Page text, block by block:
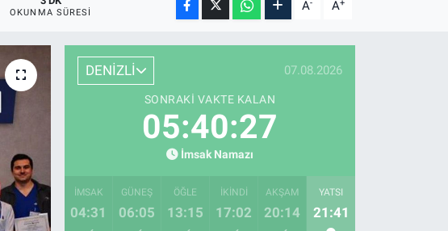
OKUNMA SÜRESI A- A+
DENİZLİ 07.08.2026
SONRAKI VAKTE KALAN
05:40:25
İmsak Namazı
İMSAK
04:31
GÜNEŞ
06:05
ÖĞLE
13:15
İKINDI
17:02
AKŞAM
20:14
YATSI
21:41